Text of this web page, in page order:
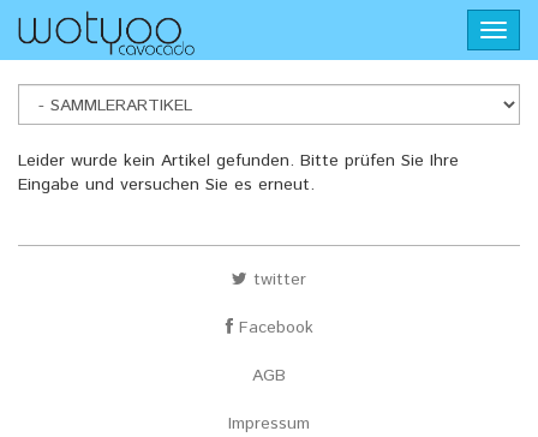
main
content
SAMMLERARTIKEL
Leider wurde kein Artikel gefunden. Bitte prüfen Sie Ihre
Eingabe und versuchen Sie es erneut.
twitter
Facebook
AGB
Impressum